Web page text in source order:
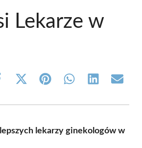
Lekarze w
Share
(Twitter)
Share Share Share Share
lekarzy ginekologów w